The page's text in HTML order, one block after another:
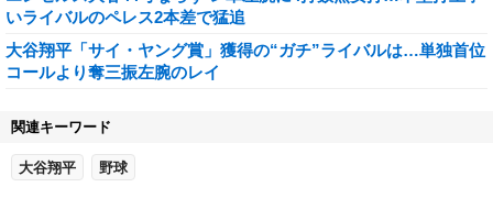
いライバルのペレス2本差で猛追
大谷翔平「サイ・ヤング賞」獲得の“ガチ”ライバルは…単独首位
コールより奪三振左腕のレイ
関連キーワード
大谷翔平 野球